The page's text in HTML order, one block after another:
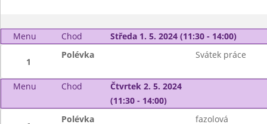
Menu Chod Středa 1. 5. 2024 (11:30 - 14:00)
1
Polévka Svátek práce
Menu Chod
Čtvrtek 2. 5. 2024
(11:30 - 14:00)
Polévka
fazolová